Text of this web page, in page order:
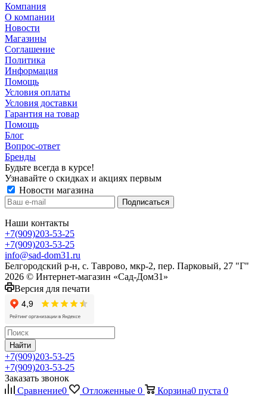
Компания
О компании
Новости
Магазины
Соглашение
Политика
Информация
Помощь
Условия оплаты
Условия доставки
Гарантия на товар
Помощь
Блог
Вопрос-ответ
Бренды
Будьте всегда в курсе!
Узнавайте о скидках и акциях первым
Новости магазина
Наши контакты
+7(909)203-53-25
+7(909)203-53-25
info@sad-dom31.ru
Белгородский р-н, с. Таврово, мкр-2, пер. Парковый, 27 "Г"
2026 © Интернет-магазин «Сад-Дом31»
Версия для печати
Найти
+7(909)203-53-25
+7(909)203-53-25
Заказать звонок
Сравнение0 Отложенные 0 Корзина0 пуста 0